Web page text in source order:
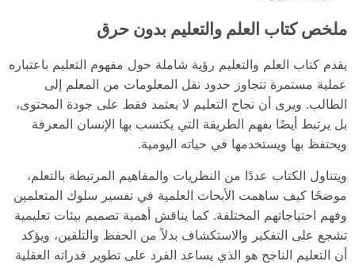
ملخص كتاب العلم والتعليم بدون حرق
يقدم كتاب العلم والتعليم رؤية شاملة حول مفهوم التعليم باعتباره
عملية مستمرة تتجاوز حدود نقل المعلومات من المعلم إلى
الطالب. ويرى أن نجاح التعليم لا يعتمد فقط على جودة المحتوى،
بل يرتبط أيضًا بفهم الطريقة التي يكتسب بها الإنسان المعرفة
ويحتفظ بها ويستخدمها في حياته اليومية.
ويتناول الكتاب عددًا من النظريات والمفاهيم المرتبطة بالتعلم،
موضحًا كيف ساهمت الأبحاث العلمية في تفسير سلوك المتعلمين
وفهم احتياجاتهم المختلفة. كما يناقش أهمية تصميم بيئات تعليمية
تشجع على التفكير والاستكشاف بدلاً من الحفظ والتلقين، ويؤكد
أن التعليم الناجح هو الذي يساعد الفرد على تطوير قدراته العقلية